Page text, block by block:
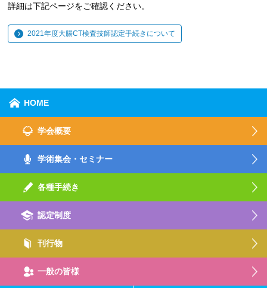
詳細は下記ページをご確認ください。
2021年度大腸CT検査技師認定手続きについて
HOME
学会概要
学術集会・セミナー
各種手続き
認定制度
刊行物
一般の皆様